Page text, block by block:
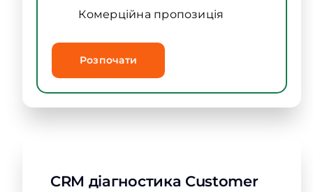
Комерційна пропозиція
Розпочати
CRM діагностика Customer